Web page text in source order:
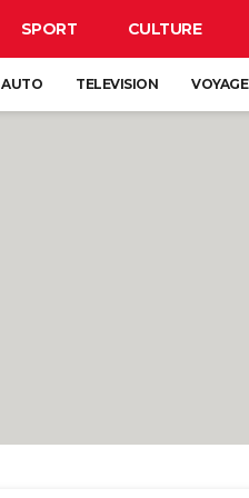
SPORT CULTURE
AUTO TELEVISION VOYAGE